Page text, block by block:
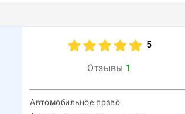
5
Отзывы 1
Автомобильное право